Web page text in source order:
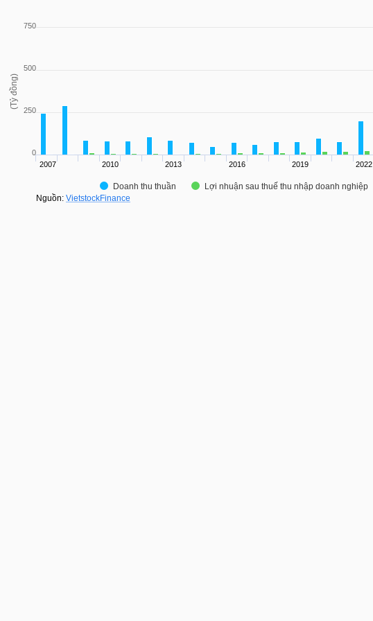
Nguồn: VietstockFinance
(Tỷ đồng)
Doanh thu thuần Lợi nhuận sau thuế thu nhập doanh nghiệp
0
250
500
750
2007 2010 2013 2016 2019 2022